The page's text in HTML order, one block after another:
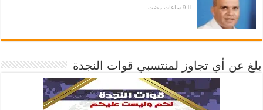
بلغ عن أي تجاوز لمنتسبي قوات النجدة